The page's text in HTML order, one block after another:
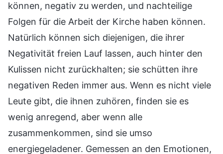
können, negativ zu werden, und nachteilige
Folgen für die Arbeit der Kirche haben können.
Natürlich können sich diejenigen, die ihrer
Negativität freien Lauf lassen, auch hinter den
Kulissen nicht zurückhalten; sie schütten ihre
negativen Reden immer aus. Wenn es nicht viele
Leute gibt, die ihnen zuhören, finden sie es
wenig anregend, aber wenn alle
zusammenkommen, sind sie umso
energiegeladener. Gemessen an den Emotionen,